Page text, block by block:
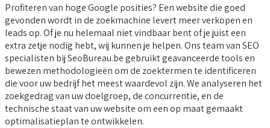
Profiteren van hoge Google posities? Een website die goed
gevonden wordt in de zoekmachine levert meer verkopen en
leads op. Of je nu helemaal niet vindbaar bent of je juist een
extra zetje nodig hebt, wij kunnen je helpen. Ons team van SEO
specialisten bij SeoBureau.be gebruikt geavanceerde tools en
bewezen methodologieën om de zoektermen te identificeren
die voor uw bedrijf het meest waardevol zijn. We analyseren het
zoekgedrag van uw doelgroep, de concurrentie, en de
technische staat van uw website om een op maat gemaakt
optimalisatieplan te ontwikkelen.